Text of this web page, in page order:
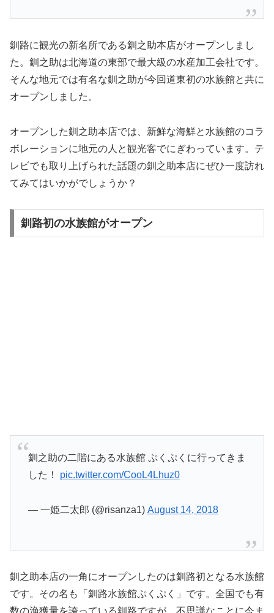
釧路に観光の新名所である釧之助本店がオープンしまし
た。釧之助は北海道の東部で最大級の水産加工会社です。
そんな地元では有名な釧之助が今回道東初の水族館と共に
オープンしました。
オープンした釧之助本店では、新鮮な海鮮と水族館のコラ
ボレーションに地元の人と観光客でにぎわっています。テ
レビでも取り上げられた話題の釧之助本店にぜひ一度訪れ
てみてはいかがでしょうか？
釧路初の水族館がオープン
釧之助の二階にある水族館 ぷくぷくに行ってきま
した！ pic.twitter.com/CooL4Lhuz0
— 一姫二太郎 (@risanza1) August 14, 2018
釧之助本店の一角にオープンしたのは釧路初となる水族館
です。その名も「釧路水族館ぷくぷく」です。全国でも有